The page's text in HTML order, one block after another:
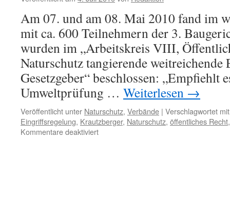
Am 07. und am 08. Mai 2010 fand im
mit ca. 600 Teilnehmern der 3.
wurden im „Arbeitskreis VIII,
Naturschutz tangierende weitreichende
Gesetzgeber“ beschlossen: „Empfiehlt
Umweltprüfung … Weiterlesen →
Veröffentlicht unter Naturschutz, Verbände | Verschlagwortet mit
Eingriffsregelung, Krautzberger, Naturschutz, öffentliches Recht
Kommentare deaktiviertfür